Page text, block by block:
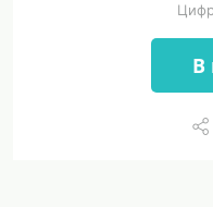
В